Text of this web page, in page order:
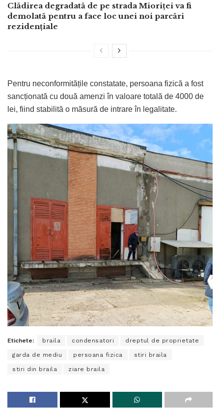
Clădirea degradată de pe strada Mioriței va fi
demolată pentru a face loc unei noi parcări
rezidențiale
Pentru neconformitățile constatate, persoana fizică a fost
sancționată cu două amenzi în valoare totală de 4000 de
lei, fiind stabilită o măsură de intrare în legalitate.
Etichete: braila condensatori dreptul de proprietate
garda de mediu persoana fizica stiri braila
stiri din braila ziare braila